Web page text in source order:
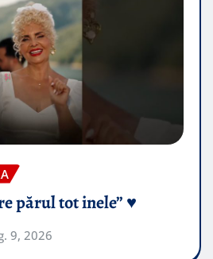
părul tot inele” ♥️
9, 2026